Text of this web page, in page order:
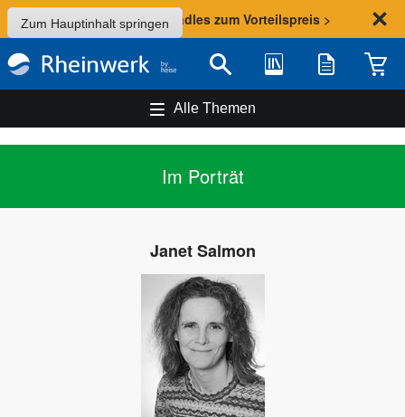
Zum Hauptinhalt springen
Sommer-Aktion: Bundles zum Vorteilspreis >
Suche Bibliothek Merkliste
Alle Themen
Im Porträt
Janet Salmon